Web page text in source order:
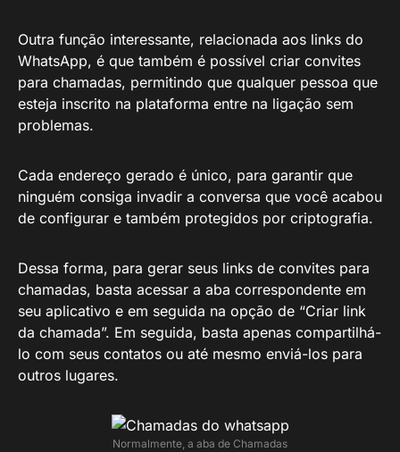
Outra função interessante, relacionada aos links do
WhatsApp, é que também é possível criar convites
para chamadas, permitindo que qualquer pessoa que
esteja inscrito na plataforma entre na ligação sem
problemas.
Cada endereço gerado é único, para garantir que
ninguém consiga invadir a conversa que você acabou
de configurar e também protegidos por criptografia.
Dessa forma, para gerar seus links de convites para
chamadas, basta acessar a aba correspondente em
seu aplicativo e em seguida na opção de “Criar link
da chamada”. Em seguida, basta apenas compartilhá-
lo com seus contatos ou até mesmo enviá-los para
outros lugares.
Normalmente, a aba de Chamadas